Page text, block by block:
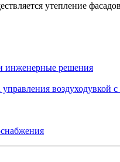
утепление
инженерные решения
воздуходувкой